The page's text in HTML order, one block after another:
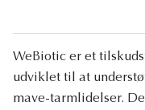
WeBiotic er et
udviklet til at
mave-tarmlidelser.